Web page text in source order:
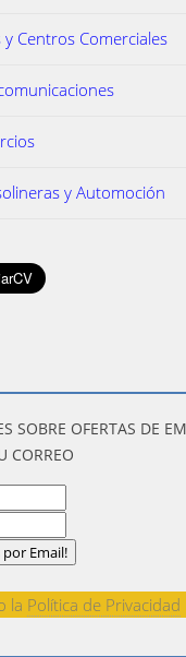
Centros Comerciales
y Automoción
SOBRE OFERTAS DE
CORREO
la Política de Privacidad